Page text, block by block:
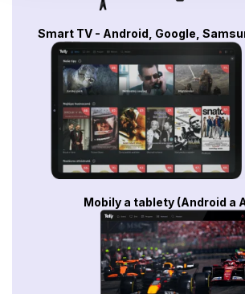
Smart TV - Android, Google,
Mobily a tablety (Android a